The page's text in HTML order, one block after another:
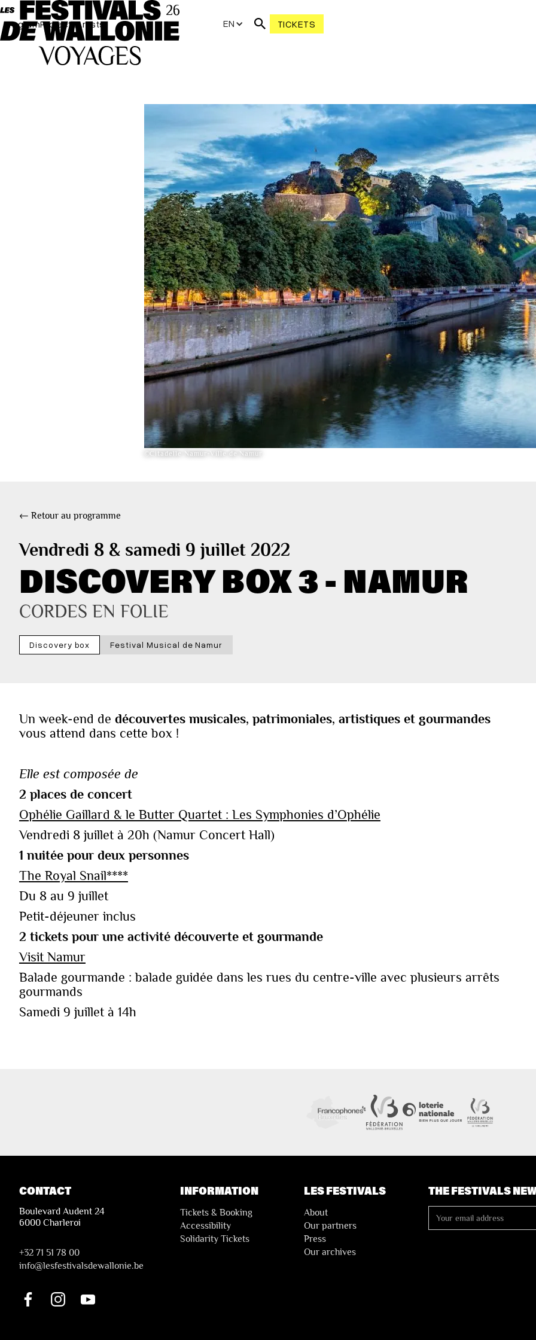
ProgramProjectsArtists EN TICKETS
©Citadelle Namur-Ville de Namur
← Retour au programme
Vendredi 8 & samedi 9 juillet 2022
DISCOVERY BOX 3 - NAMUR
CORDES EN FOLIE
Discovery box Festival Musical de Namur
Un week-end de découvertes musicales, patrimoniales, artistiques et gourmandes
vous attend dans cette box !‍‍
Elle est composée de
‍2 places de concert
Ophélie Gaillard & le Butter Quartet : Les Symphonies d’Ophélie
Vendredi 8 juillet à 20h (Namur Concert Hall)
1 nuitée pour deux personnes
The Royal Snail****
Du 8 au 9 juillet
Petit-déjeuner inclus
2 tickets pour une activité découverte et gourmande
Visit Namur
Balade gourmande : balade guidée dans les rues du centre-ville avec plusieurs arrêts
gourmands
Samedi 9 juillet à 14h
CONTACT
Boulevard Audent 24
6000 Charleroi
+32 71 51 78 00
info@lesfestivalsdewallonie.be
INFORMATION
Tickets & Booking
Accessibility
Solidarity Tickets
LES FESTIVALS
About
Our partners
Press
Our archives
THE FESTIVALS